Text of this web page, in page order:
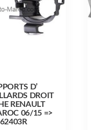
D’
DROIT
RENAULT
06/15 =>